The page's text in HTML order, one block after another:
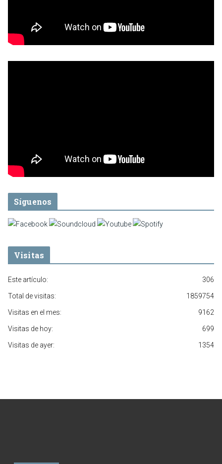
Síguenos
Visitas
306
Este artículo:
1859754
Total de visitas:
9162
Visitas en el mes:
699
Visitas de hoy:
1354
Visitas de ayer: